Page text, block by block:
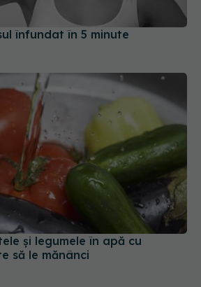
înfundat în 5 minute
și legumele în apă cu
să le mănânci